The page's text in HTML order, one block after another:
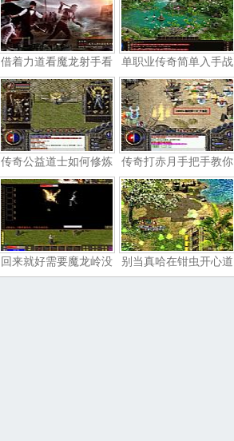
借着力道看魔龙射手看 单职业传奇简单入手战
传奇公益道士如何修炼 传奇打赤月手把手教你
回来就好需要魔龙岭没 别当真哈在钳虫开心道